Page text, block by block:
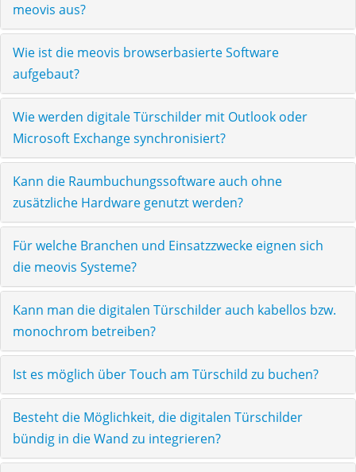
meovis aus?
Wie ist die meovis browserbasierte Software
aufgebaut?
Wie werden digitale Türschilder mit Outlook oder
Microsoft Exchange synchronisiert?
Kann die Raumbuchungssoftware auch ohne
zusätzliche Hardware genutzt werden?
Für welche Branchen und Einsatzzwecke eignen sich
die meovis Systeme?
Kann man die digitalen Türschilder auch kabellos bzw.
monochrom betreiben?
Ist es möglich über Touch am Türschild zu buchen?
Besteht die Möglichkeit, die digitalen Türschilder
bündig in die Wand zu integrieren?